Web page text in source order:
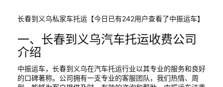
长春到义乌私家车托运【今日已有242用户查看了中振运车】
一、长春到义乌汽车托运收费公司
介绍
中振运车，长春到义乌在汽车托运行业以其专业的服务和良好
的口碑著称。公司拥有一支专业的客服团队，我们热情、周